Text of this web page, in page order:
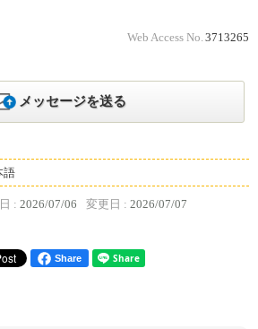
Web Access No. 3713265
メッセージを送る
語
: 2026/07/06 変更日 : 2026/07/07
Share